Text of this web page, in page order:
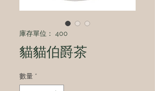
庫存單位： 400
貓貓伯爵茶
數量 *